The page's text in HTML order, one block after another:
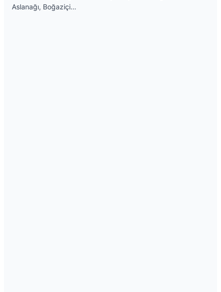
Aslanağı, Boğaziçi…